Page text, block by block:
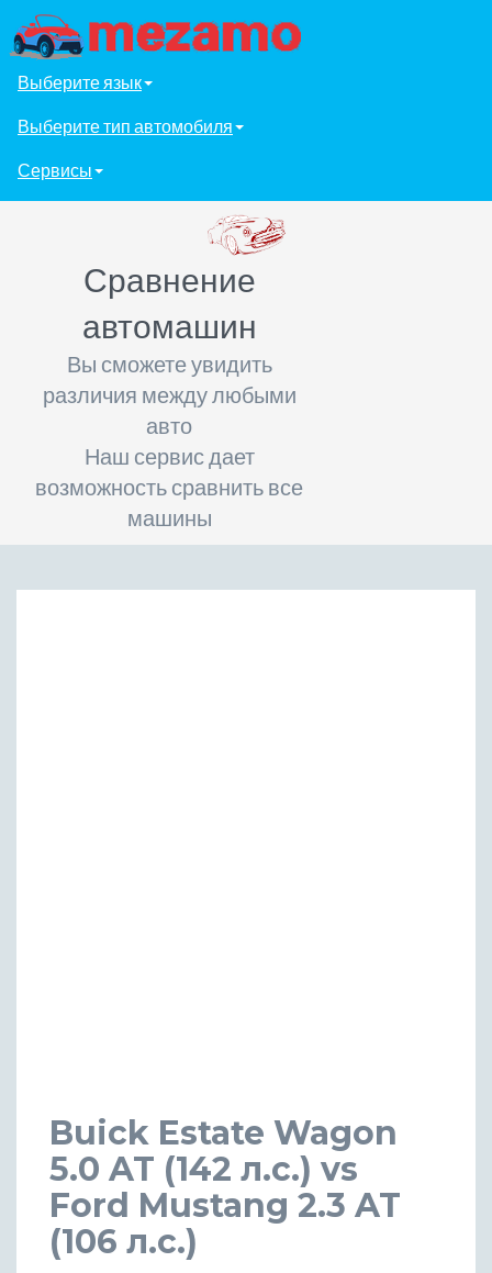
Выберите язык
Выберите тип автомобиля
Сервисы
Сравнение
автомашин
Вы сможете увидить
различия между любыми
авто
Наш сервис дает
возможность сравнить все
машины
Buick Estate Wagon
5.0 AT (142 л.с.) vs
Ford Mustang 2.3 AT
(106 л.с.)